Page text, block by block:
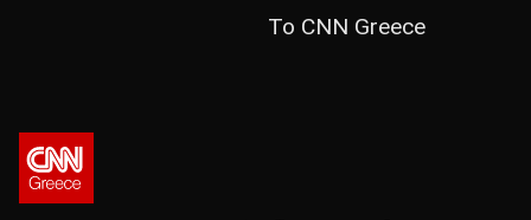
Το CNN Greece